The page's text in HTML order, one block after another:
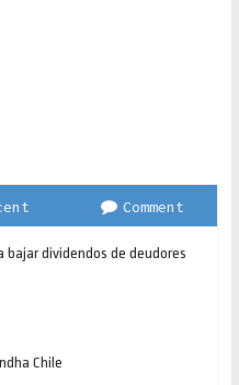
Comment
bajar dividendos de deudores
Chile